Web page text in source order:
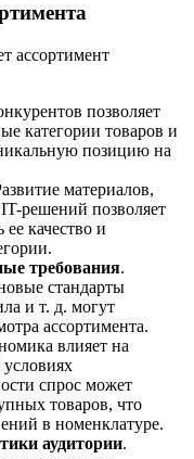
ассортимент
позволяет
категории товаров и
позицию на
материалов,
решений позволяет
качество и
требования.
стандарты
и т. д. могут
ассортимента.
влияет на
спрос может
товаров, что
в номенклатуре.
аудитории.